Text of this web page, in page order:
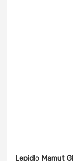
Lepidlo Mamut